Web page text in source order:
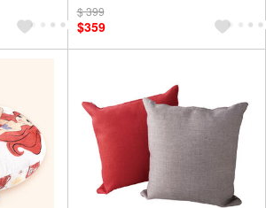
$ 399
$359